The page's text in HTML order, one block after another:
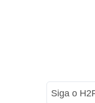
Siga o